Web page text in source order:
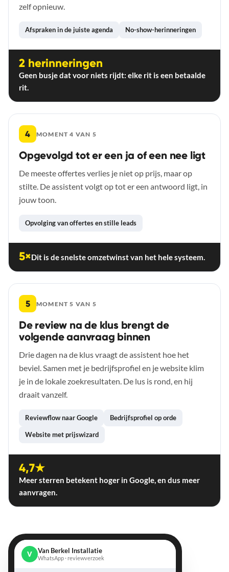
zelf opnieuw.
Afspraken in de juiste agenda No-show-herinneringen
2 herinneringen
Geen busje dat voor niets rijdt: elke rit is een betaalde
rit.
4 MOMENT 4 VAN 5
Opgevolgd tot er een ja of een nee ligt
De meeste offertes verlies je niet op prijs, maar op
stilte. De assistent volgt op tot er een antwoord ligt, in
jouw toon.
Opvolging van offertes en stille leads
5×Dit is de snelste omzetwinst van het hele systeem.
5 MOMENT 5 VAN 5
De review na de klus brengt de
volgende aanvraag binnen
Drie dagen na de klus vraagt de assistent hoe het
beviel. Samen met je bedrijfsprofiel en je website klim
je in de lokale zoekresultaten. De lus is rond, en hij
draait vanzelf.
Reviewflow naar Google Bedrijfsprofiel op orde
Website met prijswizard
4,7★
Meer sterren betekent hoger in Google, en dus meer
aanvragen.
V Van Berkel Installatie
WhatsApp · reviewverzoek